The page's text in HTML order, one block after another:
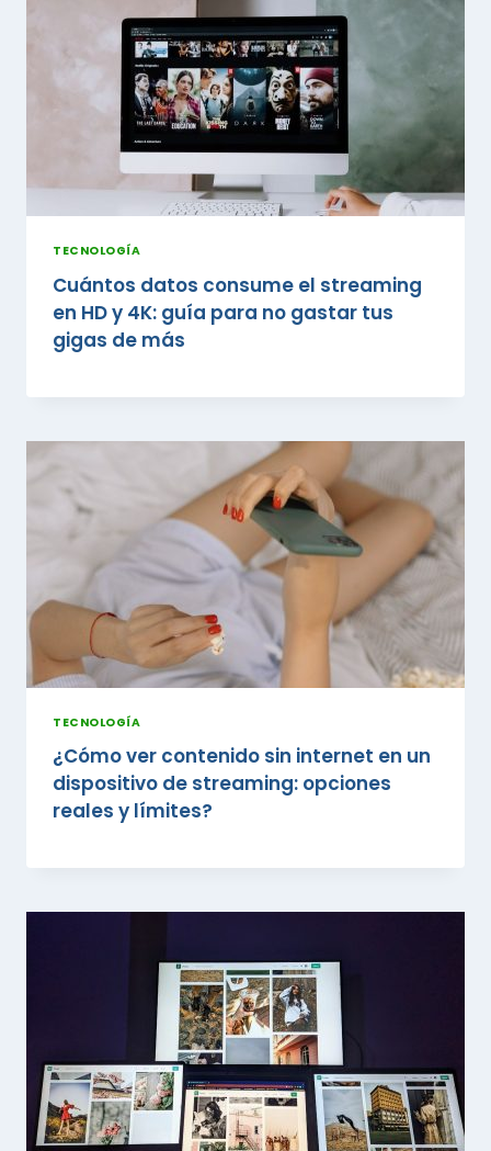
TECNOLOGÍA
Cuántos datos consume el streaming
en HD y 4K: guía para no gastar tus
gigas de más
TECNOLOGÍA
¿Cómo ver contenido sin internet en un
dispositivo de streaming: opciones
reales y límites?